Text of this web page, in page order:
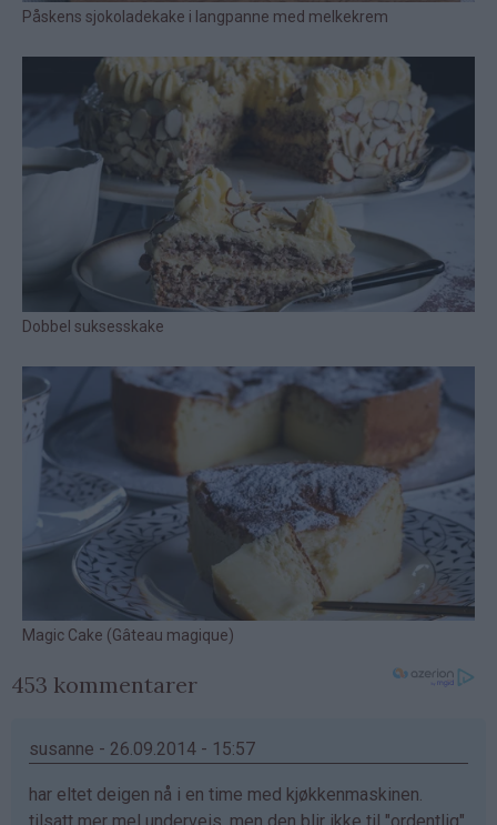
453 kommentarer
susanne - 26.09.2014 - 15:57
har eltet deigen nå i en time med kjøkkenmaskinen.